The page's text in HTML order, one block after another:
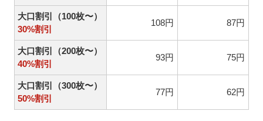
大口割引（100枚〜）
30%割引
108円 87円
大口割引（200枚〜）
40%割引
93円 75円
大口割引（300枚〜）
50%割引
77円 62円